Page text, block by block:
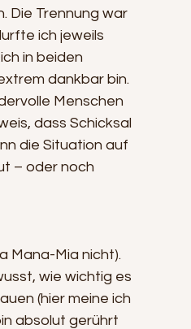
Die Trennung war
ich jeweils
in beiden
dankbar bin.
Menschen
dass Schicksal
die Situation auf
– oder noch
Mana-Mia nicht).
wie wichtig es
(hier meine ich
absolut gerührt